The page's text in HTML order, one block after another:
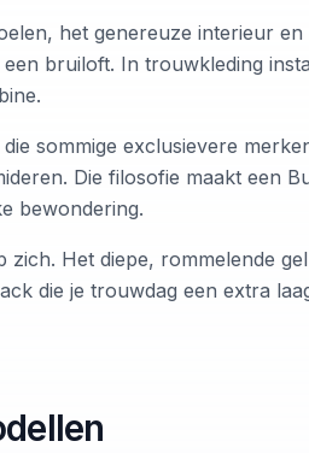
het genereuze interieur
bruiloft. In trouwkleding
sommige exclusievere
Die filosofie maakt een
bewondering.
Het diepe, rommelende
die je trouwdag een extra